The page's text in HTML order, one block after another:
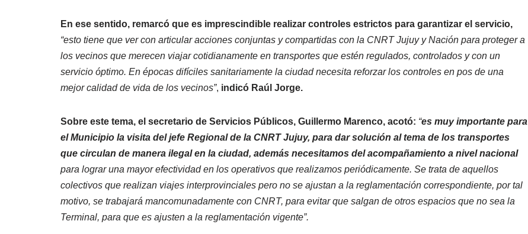
En ese sentido, remarcó que es imprescindible realizar controles estrictos para garantizar el servicio,
“esto tiene que ver con articular acciones conjuntas y compartidas con la CNRT Jujuy y Nación para proteger a
los vecinos que merecen viajar cotidianamente en transportes que estén regulados, controlados y con un
servicio óptimo. En épocas difíciles sanitariamente la ciudad necesita reforzar los controles en pos de una
mejor calidad de vida de los vecinos”, indicó Raúl Jorge.
Sobre este tema, el secretario de Servicios Públicos, Guillermo Marenco, acotó: “es muy importante para
el Municipio la visita del jefe Regional de la CNRT Jujuy, para dar solución al tema de los transportes
que circulan de manera ilegal en la ciudad, además necesitamos del acompañamiento a nivel nacional
para lograr una mayor efectividad en los operativos que realizamos periódicamente. Se trata de aquellos
colectivos que realizan viajes interprovinciales pero no se ajustan a la reglamentación correspondiente, por tal
motivo, se trabajará mancomunadamente con CNRT, para evitar que salgan de otros espacios que no sea la
Terminal, para que es ajusten a la reglamentación vigente”.